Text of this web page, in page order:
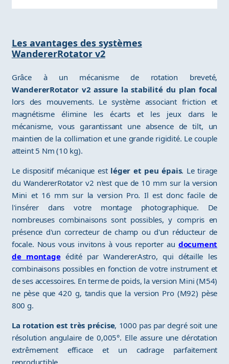
Les avantages des systèmes
WandererRotator v2
Grâce à un mécanisme de rotation breveté,
WandererRotator v2 assure la stabilité du plan focal
lors des mouvements. Le système associant friction et
magnétisme élimine les écarts et les jeux dans le
mécanisme, vous garantissant une absence de tilt, un
maintien de la collimation et une grande rigidité. Le couple
atteint 5 Nm (10 kg).
Le dispositif mécanique est léger et peu épais. Le tirage
du WandererRotator v2 n'est que de 10 mm sur la version
Mini et 16 mm sur la version Pro. Il est donc facile de
l'insérer dans votre montage photographique. De
nombreuses combinaisons sont possibles, y compris en
présence d'un correcteur de champ ou d'un réducteur de
focale. Nous vous invitons à vous reporter au document
de montageédité par WandererAstro, qui détaille les
combinaisons possibles en fonction de votre instrument et
de ses accessoires. En terme de poids, la version Mini (M54)
ne pèse que 420 g, tandis que la version Pro (M92) pèse
800 g.
La rotation est très précise, 1000 pas par degré soit une
résolution angulaire de 0,005°. Elle assure une dérotation
extrêmement efficace et un cadrage parfaitement
reproductible.